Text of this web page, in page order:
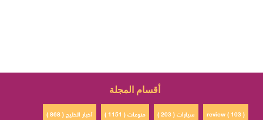
أقسام المجلة
أخبار الخليج ( 868 ) منوعات ( 1151 ) سيارات ( 203 )
review ( 103 )